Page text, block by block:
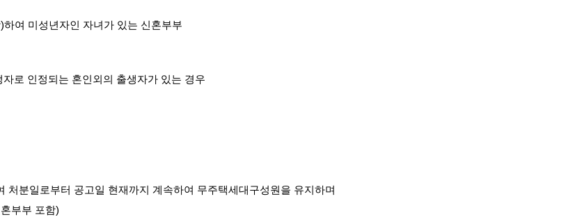
여 미성년자인 자녀가 있는 신혼부부
로 인정되는 혼인외의 출생자가 있는 경우
분일로부터 공고일 현재까지 계속하여 무주택세대구성원을 유지하며
부부 포함)